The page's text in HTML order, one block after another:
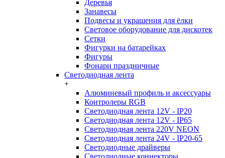
Деревья
Занавесы
Подвесы и украшения для ёлки
Световое оборудование для дискотек
Сетки
Фигурки на батарейках
Фигуры
Фонари праздничные
Светодиодная лента
+
Алюминевый профиль и аксессуары
Контролеры RGB
Светодиодная лента 12V - IP20
Светодиодная лента 12V - IP65
Светодиодная лента 220V NEON
Светодиодная лента 24V - IP20-65
Светодиодные драйверы
Светодиодные коннекторы